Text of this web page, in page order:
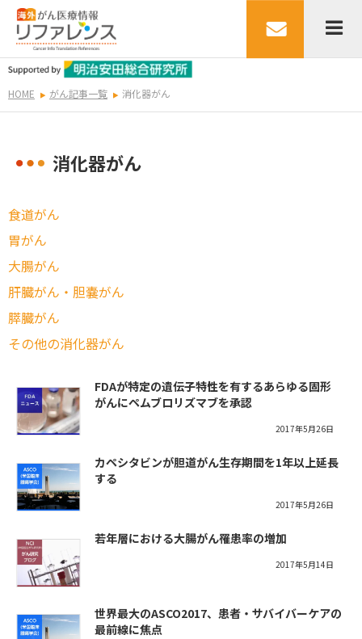
HOME がん記事一覧 消化器がん
消化器がん
食道がん
胃がん
大腸がん
肝臓がん・胆嚢がん
膵臓がん
その他の消化器がん
FDAが特定の遺伝子特性を有するあらゆる固形
がんにペムブロリズマブを承認
2017年5月26日
カペシタビンが胆道がん生存期間を1年以上延長
する
2017年5月26日
若年層における大腸がん罹患率の増加
2017年5月14日
世界最大のASCO2017、患者・サバイバーケアの
最前線に焦点